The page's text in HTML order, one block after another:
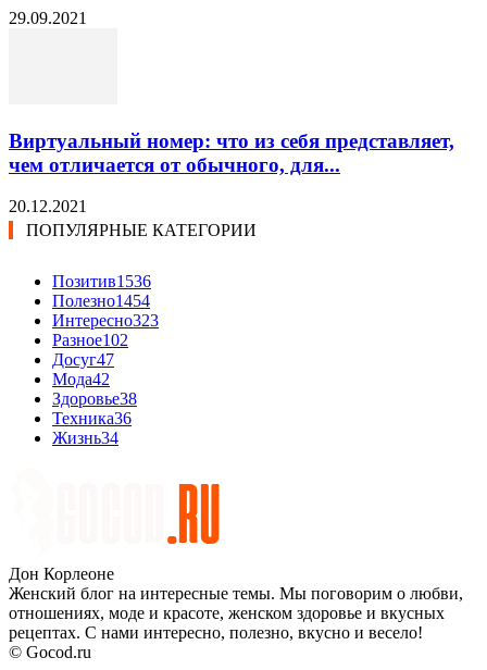
29.09.2021
Виртуальный номер: что из себя представляет,
чем отличается от обычного, для...
20.12.2021
ПОПУЛЯРНЫЕ КАТЕГОРИИ
Позитив1536
Полезно1454
Интересно323
Разное102
Досуг47
Мода42
Здоровье38
Техника36
Жизнь34
Дон Корлеоне
Женский блог на интересные темы. Мы поговорим о любви,
отношениях, моде и красоте, женском здоровье и вкусных
рецептах. С нами интересно, полезно, вкусно и весело!
© Gocod.ru